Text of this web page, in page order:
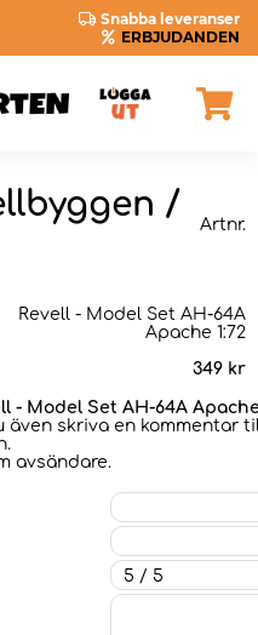
Snabba leveranser
ERBJUDANDEN
/
Artnr.
Revell - Model Set AH-64A
Apache 1:72
349 kr
- Model Set AH-64A Apache
även skriva en kommentar
avsändare.